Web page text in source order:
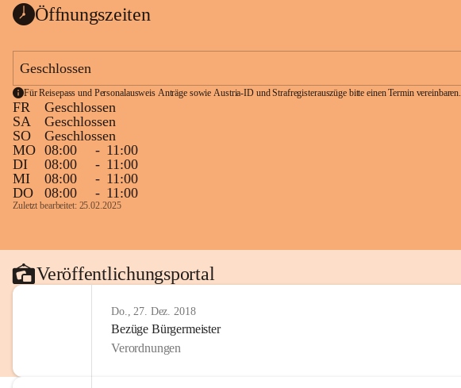
Öffnungszeiten
Geschlossen
Für Reisepass und Personalausweis Anträge sowie Austria-ID und Strafregisterauszüge bitte einen Termin vereinbaren.
FR
Geschlossen
SA
Geschlossen
SO
Geschlossen
MO 08:00 - 11:00
DI
08:00 - 11:00
MI
08:00 - 11:00
DO
08:00 - 11:00
Zuletzt bearbeitet: 25.02.2025
Veröffentlichungsportal
Do., 27. Dez. 2018
Bezüge Bürgermeister
Verordnungen